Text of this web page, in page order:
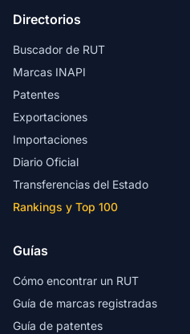
Directorios
Buscador de RUT
Marcas INAPI
Patentes
Exportaciones
Importaciones
Diario Oficial
Transferencias del Estado
Rankings y Top 100
Guías
Cómo encontrar un RUT
Guía de marcas registradas
Guía de patentes